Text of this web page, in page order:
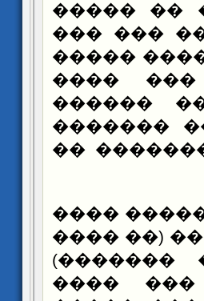
�������
�������
����
�������
������
�����
�����
���: ���
���� ���
������
����